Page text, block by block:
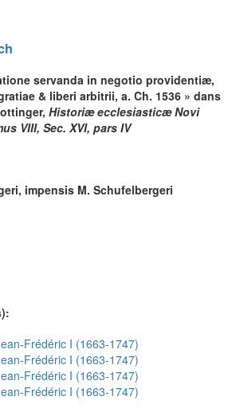
servanda in negotio providentiæ,
& liberi arbitrii, a. Ch. 1536 » dans
, Historiæ ecclesiasticæ Novi
VIII, Sec. XVI, pars IV
impensis M. Schufelbergeri
Frédéric I (1663-1747)
Frédéric I (1663-1747)
Frédéric I (1663-1747)
Frédéric I (1663-1747)